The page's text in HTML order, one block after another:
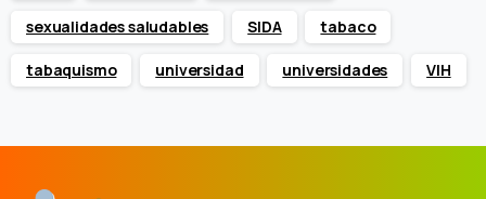
sexualidades saludables SIDA tabaco
tabaquismo universidad universidades VIH